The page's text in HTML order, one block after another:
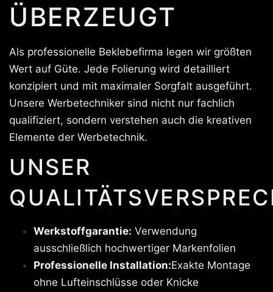
ÜBERZEUGT
Als professionelle Beklebefirma legen wir größten
Wert auf Güte. Jede Folierung wird detailliert
konzipiert und mit maximaler Sorgfalt ausgeführt.
Unsere Werbetechniker sind nicht nur fachlich
qualifiziert, sondern verstehen auch die kreativen
Elemente der Werbetechnik.
UNSER
Werkstoffgarantie: Verwendung
ausschließlich hochwertiger Markenfolien
Professionelle Installation:Exakte Montage
ohne Lufteinschlüsse oder Knicke